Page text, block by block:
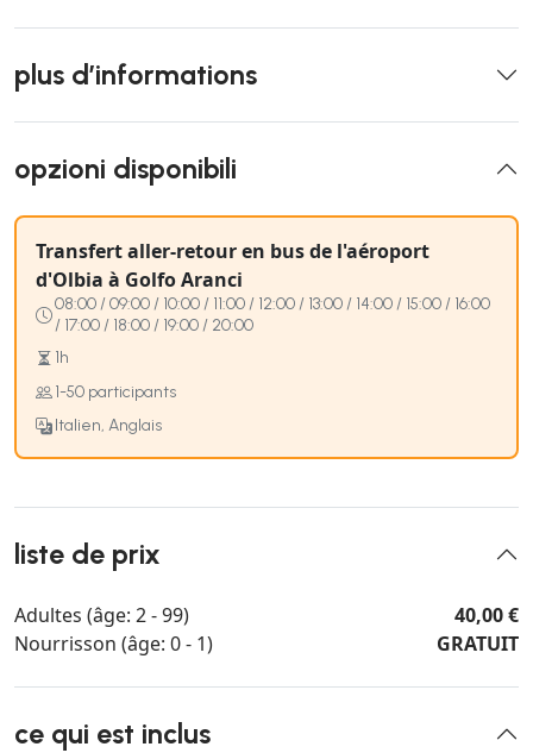
plus d’informations
opzioni disponibili
Transfert aller-retour en bus de l'aéroport
d'Olbia à Golfo Aranci
08:00 / 09:00 / 10:00 / 11:00 / 12:00 / 13:00 / 14:00 / 15:00 / 16:00
/ 17:00 / 18:00 / 19:00 / 20:00
1h
1-50 participants
Italien, Anglais
liste de prix
Adultes (âge: 2 - 99)
40,00 €
Nourrisson (âge: 0 - 1)
GRATUIT
ce qui est inclus